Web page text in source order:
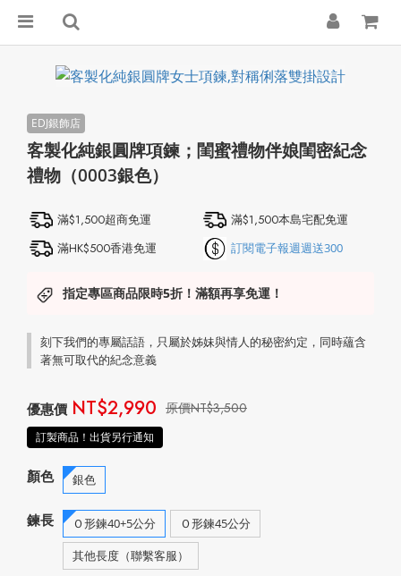
客製化純銀圓牌項鍊；閨蜜禮物伴娘閨密紀念
禮物（0003銀色）
滿$1,500超商免運
滿$1,500本島宅配免運
滿HK$500香港免運
訂閱電子報週週送300
指定專區商品限時5折！滿額再享免運！
刻下我們的專屬話語，只屬於姊妹與情人的秘密約定，同時蘊含
著無可取代的紀念意義
NT$3,500
NT$2,990
訂製商品！出貨另行通知
顏色 銀色
鍊長 Ｏ形鍊40+5公分
Ｏ形鍊45公分
其他長度（聯繫客服）